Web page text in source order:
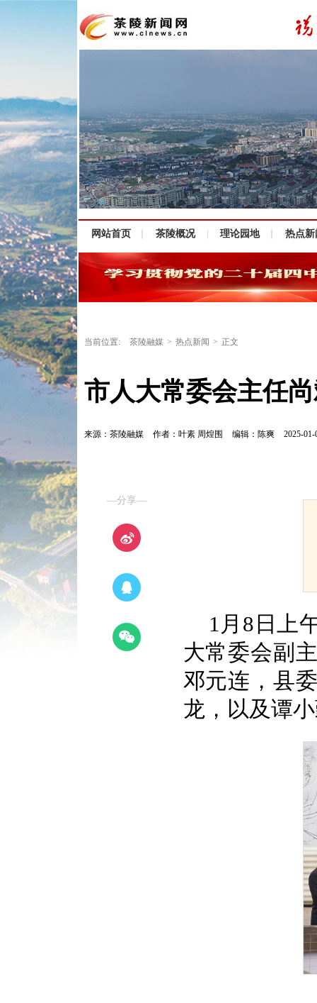
网站首页 茶陵概况 理论园地 热点新
当前位置: 茶陵融媒 > 热点新闻 > 正文
市人大常委会主任
来源：茶陵融媒 作者：叶素 周煌围 编辑：陈爽 2025-01-
—分享—
1月8日上
大常委会副
邓元连，县
龙，以及谭